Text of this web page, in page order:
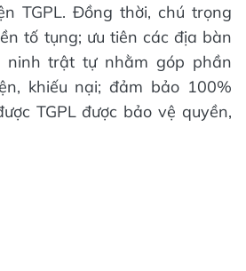
TGPL. Đồng thời, chú trọng
tố tụng; ưu tiên các địa bàn
ninh trật tự nhằm góp phần
khiếu nại; đảm bảo 100%
TGPL được bảo vệ quyền,